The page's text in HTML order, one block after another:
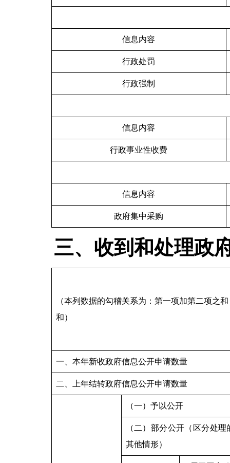
信息内容
行政处罚
行政强制
信息内容
行政事业性收费
信息内容
政府集中采购
三、收到和处理政
（本列数据的勾稽关系为：第一项加第二项之
和）
一、本年新收政府信息公开申请数量
二、上年结转政府信息公开申请数量
（一）予以公开
（二）部分公开（区分处
其他情形）